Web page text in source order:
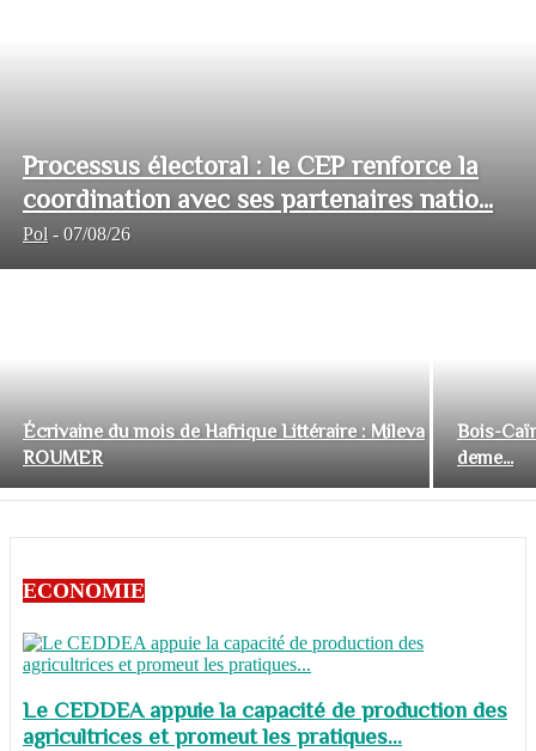
Processus électoral : le CEP renforce la
coordination avec ses partenaires natio...
Pol - 07/08/26
Écrivaine du mois de Hafrique Littéraire : Mileva
ROUMER
Bois-
deme...
ECONOMIE
Le CEDDEA appuie la capacité de production des
agricultrices et promeut les pratiques...